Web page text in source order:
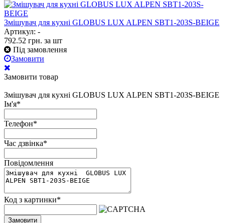
Змішувач для кухні GLOBUS LUX ALPEN SBT1-203S-BEIGE
Артикул: -
792.52 грн. за шт
Під замовлення
Замовити
Замовити товар
Змішувач для кухні GLOBUS LUX ALPEN SBT1-203S-BEIGE
Ім'я*
Телефон*
Час дзвінка*
Повідомлення
Код з картинки*
Замовити